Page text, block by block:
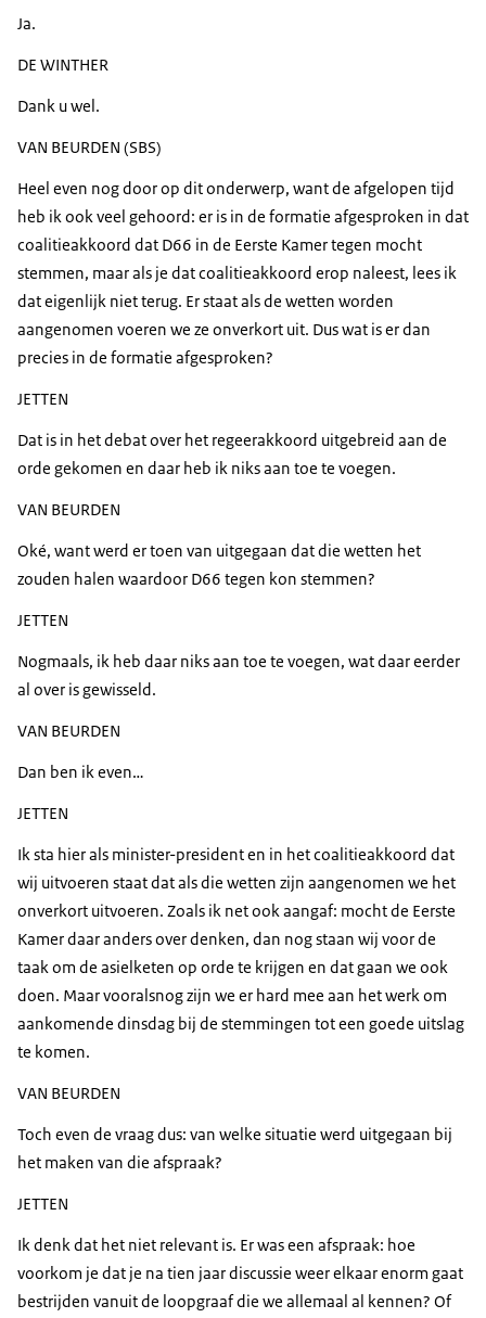
Ja.
DE WINTHER
Dank u wel.
VAN BEURDEN (SBS)
Heel even nog door op dit onderwerp, want de afgelopen tijd
heb ik ook veel gehoord: er is in de formatie afgesproken in dat
coalitieakkoord dat D66 in de Eerste Kamer tegen mocht
stemmen, maar als je dat coalitieakkoord erop naleest, lees ik
dat eigenlijk niet terug. Er staat als de wetten worden
aangenomen voeren we ze onverkort uit. Dus wat is er dan
precies in de formatie afgesproken?
JETTEN
Dat is in het debat over het regeerakkoord uitgebreid aan de
orde gekomen en daar heb ik niks aan toe te voegen.
VAN BEURDEN
Oké, want werd er toen van uitgegaan dat die wetten het
zouden halen waardoor D66 tegen kon stemmen?
JETTEN
Nogmaals, ik heb daar niks aan toe te voegen, wat daar eerder
al over is gewisseld.
VAN BEURDEN
Dan ben ik even…
JETTEN
Ik sta hier als minister-president en in het coalitieakkoord dat
wij uitvoeren staat dat als die wetten zijn aangenomen we het
onverkort uitvoeren. Zoals ik net ook aangaf: mocht de Eerste
Kamer daar anders over denken, dan nog staan wij voor de
taak om de asielketen op orde te krijgen en dat gaan we ook
doen. Maar vooralsnog zijn we er hard mee aan het werk om
aankomende dinsdag bij de stemmingen tot een goede uitslag
te komen.
VAN BEURDEN
Toch even de vraag dus: van welke situatie werd uitgegaan bij
het maken van die afspraak?
JETTEN
Ik denk dat het niet relevant is. Er was een afspraak: hoe
voorkom je dat je na tien jaar discussie weer elkaar enorm gaat
bestrijden vanuit de loopgraaf die we allemaal al kennen? Of